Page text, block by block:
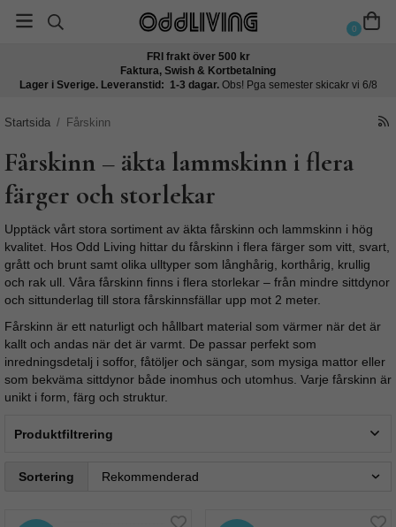
0
FRI frakt över 500 kr
Faktura, Swish & Kortbetalning
Lager i Sverige. Leveranstid: 1-3 dagar. Obs! Pga semester skicakr vi 6/8
Startsida / Fårskinn
Fårskinn – äkta lammskinn i flera
färger och storlekar
Upptäck vårt stora sortiment av äkta fårskinn och lammskinn i hög
kvalitet. Hos Odd Living hittar du fårskinn i flera färger som vitt, svart,
grått och brunt samt olika ulltyper som långhårig, korthårig, krullig
och rak ull. Våra fårskinn finns i flera storlekar – från mindre sittdynor
och sittunderlag till stora fårskinnsfällar upp mot 2 meter.
Fårskinn är ett naturligt och hållbart material som värmer när det är
kallt och andas när det är varmt. De passar perfekt som
inredningsdetalj i soffor, fåtöljer och sängar, som mysiga mattor eller
som bekväma sittdynor både inomhus och utomhus. Varje fårskinn är
unikt i form, färg och struktur.
Produktfiltrering
Sortering